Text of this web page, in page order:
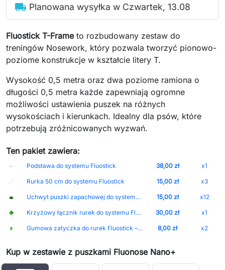
local_shipping Planowana wysyłka w Czwartek, 13.08
Fluostick T-Frameto rozbudowany zestaw do
treningów Nosework, który pozwala tworzyć pionowo-
poziome konstrukcje w kształcie litery T.
Wysokość 0,5 metra oraz dwa poziome ramiona o
długości 0,5 metra każde zapewniają ogromne
możliwości ustawienia puszek na różnych
wysokościach i kierunkach. Idealny dla psów, które
potrzebują zróżnicowanych wyzwań.
Ten pakiet zawiera:
Podstawa do systemu Fluostick 38,00 zł x1
Rurka 50 cm do systemu Fluostick 15,00 zł x3
Uchwyt puszki zapachowej do systemu Fluostick 15,00 zł x12
Krzyżowy łącznik rurek do systemu Fluostick 30,00 zł x1
Gumowa zatyczka do rurek Fluostick – nakładka ochronna 8,00 zł x2
Kup w zestawie z puszkami Fluonose Nano+